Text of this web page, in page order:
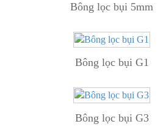
Bông lọc bụi 5mm
Bông lọc bụi G1
Bông lọc bụi G3